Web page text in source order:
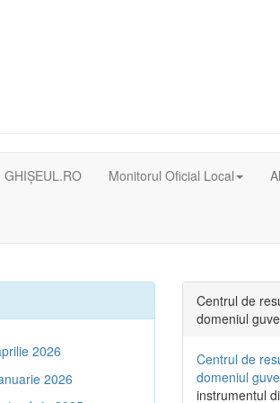
GHIȘEUL.RO Monitorul Oficial Local
2026
2026
Centrul de
domeniul
Centrul de
domeniul
instrumentul